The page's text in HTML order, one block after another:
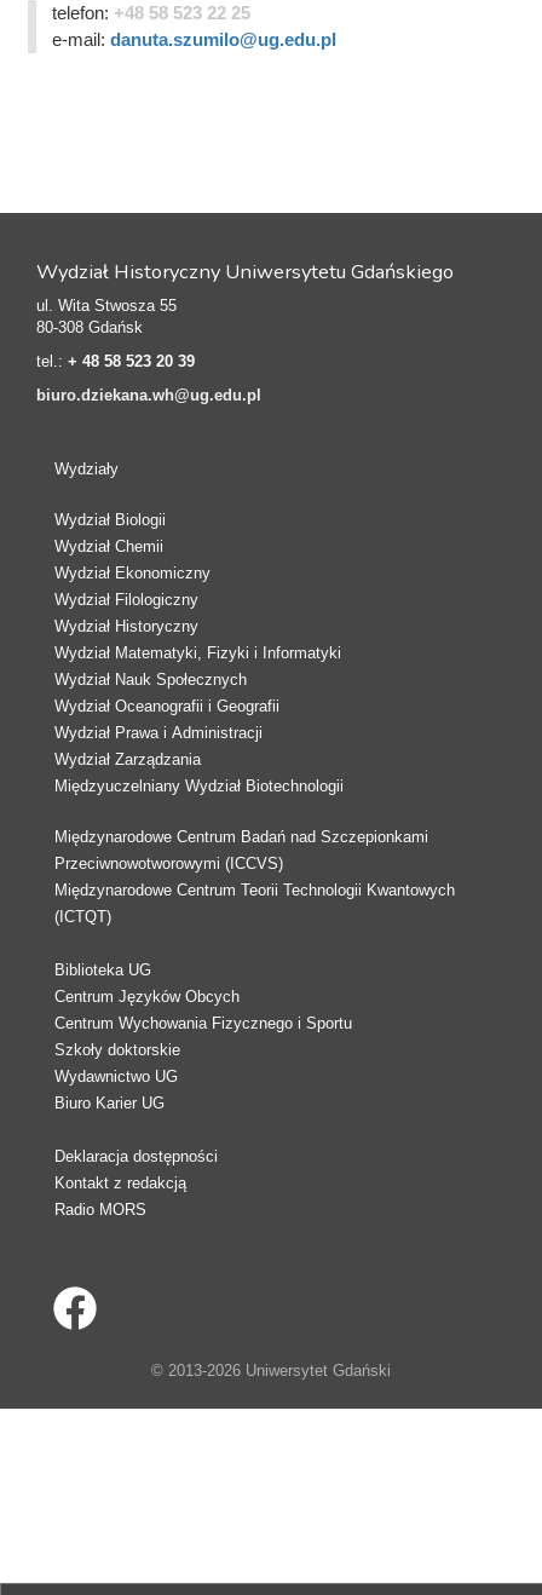
telefon: +48 58 523 22 25
e-mail: danuta.szumilo@ug.edu.pl
Wydział Historyczny Uniwersytetu Gdańskiego
ul. Wita Stwosza 55
80-308 Gdańsk
tel.: + 48 58 523 20 39
biuro.dziekana.wh@ug.edu.pl
Wydziały
Wydział Biologii
Wydział Chemii
Wydział Ekonomiczny
Wydział Filologiczny
Wydział Historyczny
Wydział Matematyki, Fizyki i Informatyki
Wydział Nauk Społecznych
Wydział Oceanografii i Geografii
Wydział Prawa i Administracji
Wydział Zarządzania
Międzyuczelniany Wydział Biotechnologii
Międzynarodowe Centrum Badań nad Szczepionkami
Przeciwnowotworowymi (ICCVS)
Międzynarodowe Centrum Teorii Technologii Kwantowych
(ICTQT)
Biblioteka UG
Centrum Języków Obcych
Centrum Wychowania Fizycznego i Sportu
Szkoły doktorskie
Wydawnictwo UG
Biuro Karier UG
Deklaracja dostępności
Kontakt z redakcją
Radio MORS
© 2013-2026 Uniwersytet Gdański